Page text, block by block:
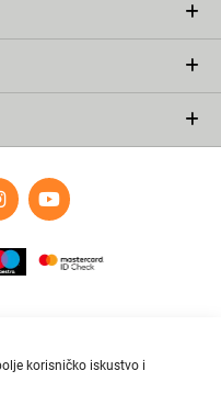
korisničko iskustvo i